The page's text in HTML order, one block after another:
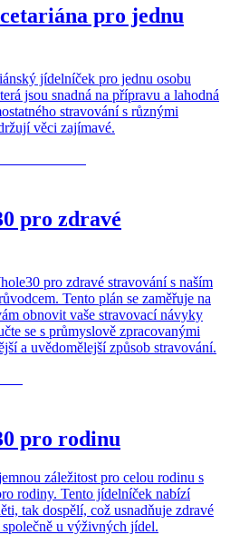
pro jednu
jídelníček pro jednu osobu
jsou snadná na přípravu a lahodná
stravování s různými
věci zajímavé.
pro zdravé
pro zdravé stravování s naším
Tento plán se zaměřuje na
obnovit vaše stravovací návyky
se s průmyslově zpracovanými
a uvědomělejší způsob stravování.
pro rodinu
záležitost pro celou rodinu s
rodiny. Tento jídelníček nabízí
tak dospělí, což usnadňuje zdravé
u výživných jídel.